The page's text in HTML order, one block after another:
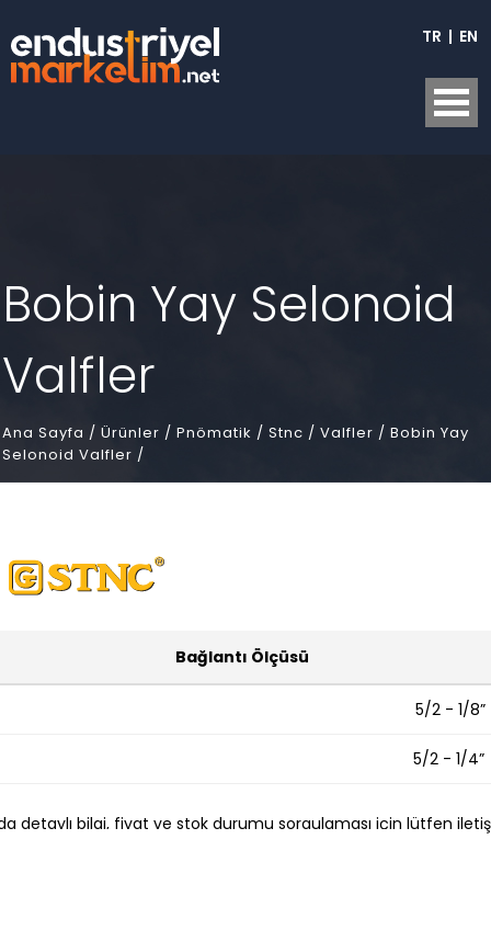
TR | EN
Bobin Yay Selonoid
Valfler
Ana Sayfa / Ürünler / Pnömatik / Stnc / Valfler / Bobin Yay
Selonoid Valfler /
Bağlantı Ölçüsü
5/2 - 1/8”
5/2 - 1/4”
detaylı bilgi, fiyat ve stok durumu sorgulaması için lütfen